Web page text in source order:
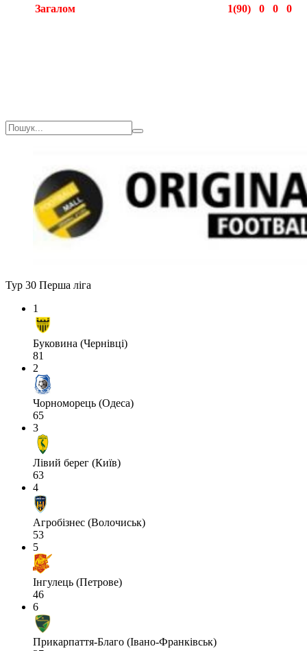
Загалом 1(90) 0 0
0
Тур 30 Перша ліга
1
Буковина (Чернівці)
81
2
Чорноморець (Одеса)
65
3
Лівий берег (Київ)
63
4
Агробізнес (Волочиськ)
53
5
Інгулець (Петрове)
46
6
Прикарпаття-Благо (Івано-Франківськ)